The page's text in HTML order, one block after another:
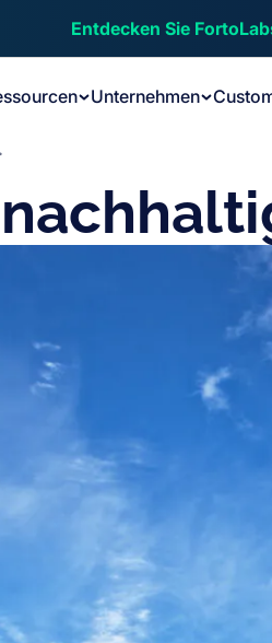
Entdecken Sie
Unternehmen